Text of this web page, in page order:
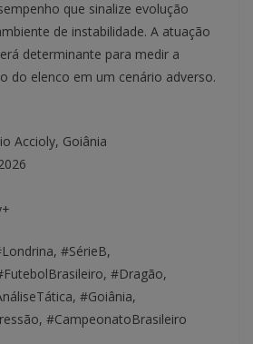
que sinalize evolução
de instabilidade. A atuação
determinante para medir a
do elenco em um cenário adverso.
Accioly, Goiânia
#SérieB,
#Dragão,
#Goiânia,
#CampeonatoBrasileiro